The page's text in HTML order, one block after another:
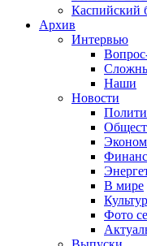
Каспийский
Архив
Интервью
Наши
Новости
В мире
Фото